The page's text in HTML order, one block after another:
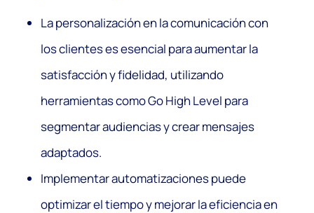
La personalización en la comunicación con
los clientes es esencial para aumentar la
satisfacción y fidelidad, utilizando
herramientas como Go High Level para
segmentar audiencias y crear mensajes
adaptados.
Implementar automatizaciones puede
optimizar el tiempo y mejorar la eficiencia en